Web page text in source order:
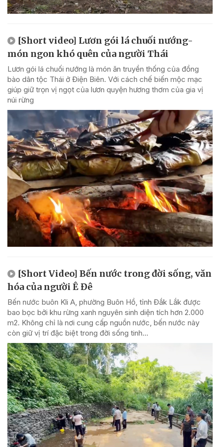
[Short video] Lươn gói lá chuối nướng-
món ngon khó quên của người Thái
Lươn gói lá chuối nướng là món ăn truyền thống của đồng
bào dân tộc Thái ở Điện Biên. Với cách chế biến mộc mạc
giúp giữ trọn vị ngọt của lươn quyện hương thơm của gia vị
núi rừng
[Short Video] Bến nước trong đời sống, văn
hóa của người Ê Đê
Bến nước buôn Kli A, phường Buôn Hồ, tỉnh Đắk Lắk được
bao bọc bởi khu rừng xanh nguyên sinh diện tích hơn 2.000
m2. Không chỉ là nơi cung cấp nguồn nước, bến nước này
còn giữ vị trí đặc biệt trong đời sống tinh...